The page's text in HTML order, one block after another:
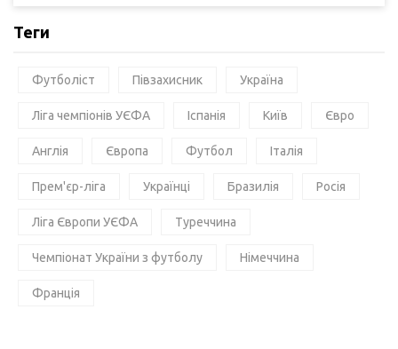
Теги
Футболіст Півзахисник Україна
Ліга чемпіонів УЄФА Іспанія Київ Євро
Англія Європа Футбол Італія
Прем'єр-ліга Українці Бразилія Росія
Ліга Європи УЄФА Туреччина
Чемпіонат України з футболу Німеччина
Франція